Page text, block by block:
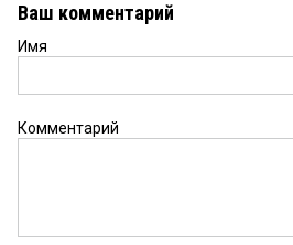
Ваш комментарий
Имя
Комментарий